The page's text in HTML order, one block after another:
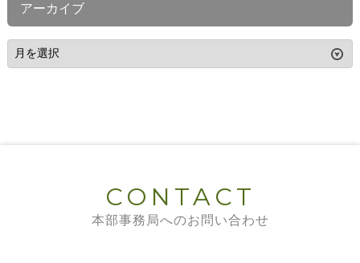
アーカイブ
CONTACT
本部事務局へのお問い合わせ